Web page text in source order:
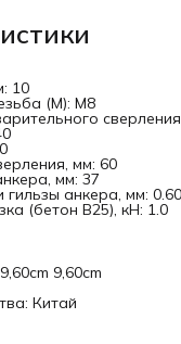
10
(М): М8
мм: 60
мм: 37
гильзы анкера, мм:
(бетон В25), кН: 1.0
9,60cm
Китай